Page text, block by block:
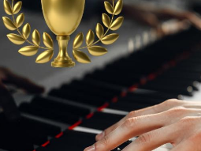
Mituri din
19:10
20:00
Povestea Serii
20:00
21:00